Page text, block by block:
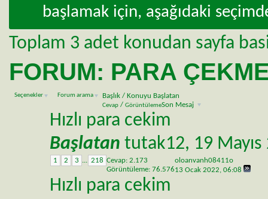
başlamak için, aşağıdaki
Toplam 3 adet konudan sayfa
FORUM: PARA
Seçenekler Forum arama Başlık / Konuyu Başlatan
Cevap / GörüntülemeSon Mesaj
Hızlı para cekim
Başlatan tutak12, 19
1 2 3 ... 218 Cevap: 2.173
Görüntüleme: 76.576
oloanvanh08411o
13 Ocak 2022, 06:08
Hızlı para cekim